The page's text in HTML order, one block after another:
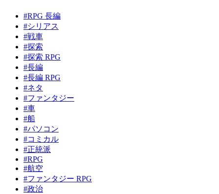
#RPG 長編
#シリアス
#戦車
#探索
#探索 RPG
#長編
#長編 RPG
#ネタ
#ファンタジー
#車
#船
#パソコン
#コミカル
#正統派
#RPG
#航空
#ファンタジー RPG
#政治